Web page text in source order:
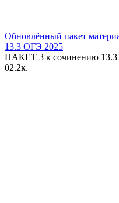
Обновлённый пакет
13.3 ОГЭ 2025
ПАКЕТ 3 к сочинению 13.3
02.2к.